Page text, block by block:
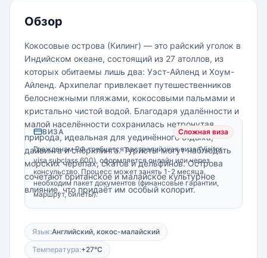
Обзор
Кокосовые острова (Килинг) — это райский уголок в
Индийском океане, состоящий из 27 атоллов, из
которых обитаемы лишь два: Уэст-Айленд и Хоум-
Айленд. Архипелаг привлекает путешественников
белоснежными пляжами, кокосовыми пальмами и
кристально чистой водой. Благодаря удалённости и
малой населённости сохранилась нетронутая
природа, идеальная для уединённого отдыха,
дайвинга и снорклинга. Туристы могут наблюдать
морских черепах, скатов и дельфинов. Острова
сочетают британское и малайское культурное
влияние, что придаёт им особый колорит.
ВИЗА
Сложная виза
Гражданам РФ требуется австралийская виза (Visitor
visa subclass 600), оформляется онлайн или через
консульство. Процесс может занять 1-2 месяца,
необходим пакет документов (финансовые гарантии,
маршрут, билеты).
Язык:Английский, кокос-малайский
Температура:+27°C